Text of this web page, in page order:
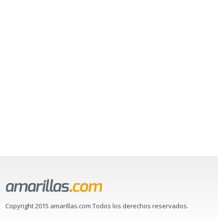
Copyright 2015 amarillas.com Todos los derechos reservados.